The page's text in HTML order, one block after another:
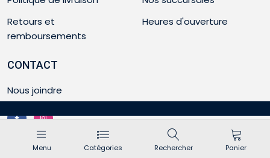
Menu Catégories Rechercher Panier
Retours et
remboursements
Heures d'ouverture
CONTACT
Nous joindre